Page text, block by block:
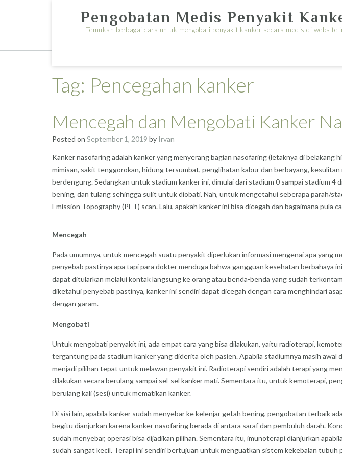
Pengobatan Medis Penyakit
Temukan berbagai cara untuk mengobati penyakit kanker secara medis di website
Tag: Pencegahan kanker
Mencegah dan Mengobati Kanker
Posted on September 1, 2019 by Irvan
Kanker nasofaring adalah kanker yang menyerang bagian nasofaring (letaknya di
mimisan, sakit tenggorokan, hidung tersumbat, penglihatan kabur dan berbayang,
berdengung. Sedangkan untuk stadium kanker ini, dimulai dari stadium 0 sampai stadium
bening, dan tulang sehingga sulit untuk diobati. Nah, untuk mengetahui seberapa parah/
Emission Topography (PET) scan. Lalu, apakah kanker ini bisa dicegah dan bagaimana pula
Mencegah
Pada umumnya, untuk mencegah suatu penyakit diperlukan informasi mengenai apa
penyebab pastinya apa tapi para dokter menduga bahwa gangguan kesehatan berbahaya
dapat ditularkan melalui kontak langsung ke orang atau benda-benda yang sudah
diketahui penyebab pastinya, kanker ini sendiri dapat dicegah dengan cara menghindari
dengan garam.
Mengobati
Untuk mengobati penyakit ini, ada empat cara yang bisa dilakukan, yaitu radioterapi,
tergantung pada stadium kanker yang diderita oleh pasien. Apabila stadiumnya masih
menjadi pilihan tepat untuk melawan penyakit ini. Radioterapi sendiri adalah terapi yang
dilakukan secara berulang sampai sel-sel kanker mati. Sementara itu, untuk kemoterapi,
berulang kali (sesi) untuk mematikan kanker.
Di sisi lain, apabila kanker sudah menyebar ke kelenjar getah bening, pengobatan terbaik
begitu dianjurkan karena kanker nasofaring berada di antara saraf dan pembuluh darah.
sudah menyebar, operasi bisa dijadikan pilihan. Sementara itu, imunoterapi dianjurkan
sudah sangat kecil. Terapi ini sendiri bertujuan untuk menguatkan sistem kekebalan